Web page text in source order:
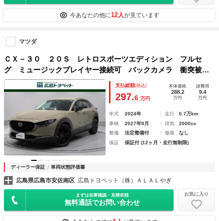
今あなたの他に12人が見ています
マツダ
ＣＸ－３０ ２０Ｓ レトロスポーツエディション フルセ
グ ミュージックプレイヤー接続可 バックカメラ 衝突被害
軽減システム ＥＴＣ ＬＥＤヘッドランプ アイドリングス
トップ
支払総額(税込)
297.6 万円
本体価格
288.2
万円
諸費用
9.4
万円
年式 2024年 走行
0.7万km
車検
2027年9月 排気
2000cc
整備
法定整備付 修復
なし
保証
保証付 (12ヶ月・走行無制限)
ディーラー保証 車両状態評価書
広島県広島市安佐南区 広島トヨペット（株）ＡＬＡＬやぎ
まずは在庫確認・見積依頼
無料通話でお問い合わせ
お気に入り